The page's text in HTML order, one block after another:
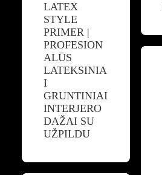
LATEX
STYLE
PRIMER |
PROFESION
ALŪS
LATEKSINIA
I
GRUNTINIAI
INTERJERO
DAŽAI SU
UŽPILDU